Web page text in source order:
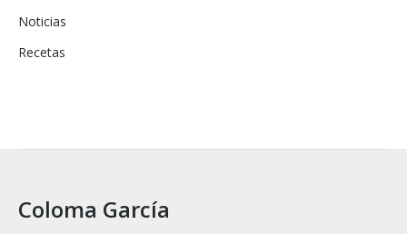
Noticias
Recetas
Coloma García